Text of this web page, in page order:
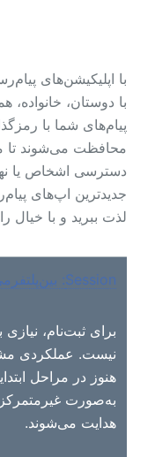
با اپلیکیشن‌های
با دوستان، خانواده،
محافظت می‌شوند تا
دسترسی اشخاص یا
جدیدترین اپ‌های
لذت ببرید و با خیال
Session: بین‌پلتفرمی و دارای رمزگذاری سرتاسری
برای ثبت‌نام،
هنوز در مراحل
هدایت می‌شوند.